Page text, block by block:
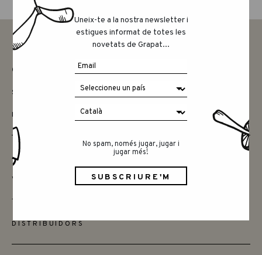
Uneix-te a la nostra newsletter i
estigues informat de totes les
novetats de Grapat...
No spam, només jugar, jugar i
jugar més!
CONTACTAR
SAY HELLO
INSTAGRAM
AMICS
VOLS SER MINORISTA
TROBA LES BOTIGUES
DISTRIBUÏDORS